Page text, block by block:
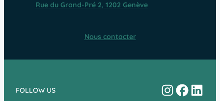
Rue du Grand-Pré 2, 1202 Genève
Nous contacter
FOLLOW US Instagram